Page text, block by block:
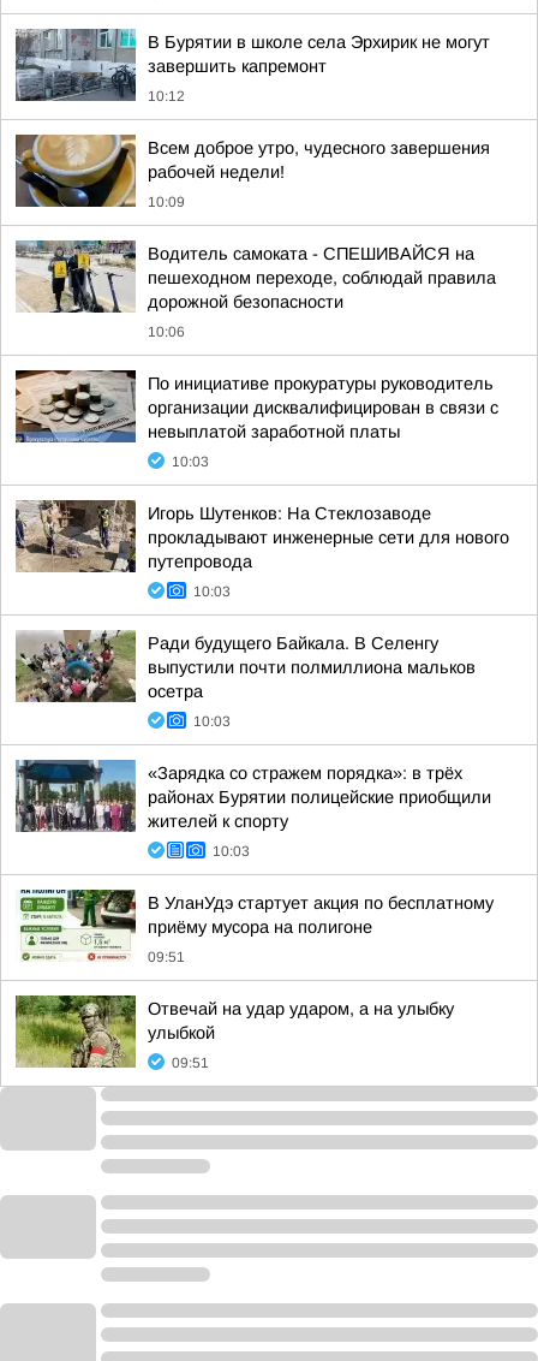
В Бурятии в школе села Эрхирик не могут
завершить капремонт
10:12
Всем доброе утро, чудесного завершения
рабочей недели!
10:09
Водитель самоката - СПЕШИВАЙСЯ на
пешеходном переходе, соблюдай правила
дорожной безопасности
10:06
По инициативе прокуратуры руководитель
организации дисквалифицирован в связи с
невыплатой заработной платы
10:03
Игорь Шутенков: На Стеклозаводе
прокладывают инженерные сети для нового
путепровода
10:03
Ради будущего Байкала. В Селенгу
выпустили почти полмиллиона мальков
осетра
10:03
«Зарядка со стражем порядка»: в трёх
районах Бурятии полицейские приобщили
жителей к спорту
10:03
В УланУдэ стартует акция по бесплатному
приёму мусора на полигоне
09:51
Отвечай на удар ударом, а на улыбку
улыбкой
09:51